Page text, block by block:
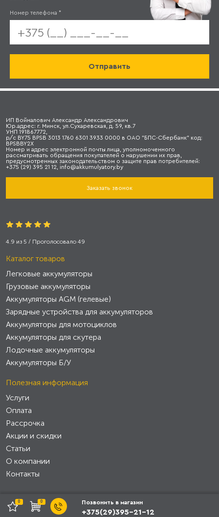
0 0 Позвонить в магазин
+375(29)395-21-12
Номер телефона *
ИП Войналович Александр Александрович
Юр.адрес: г. Минск, ул.Сухаревская, д. 59, кв.7
УНП 191867772,
р/с BY75 BPSB 3013 1760 6301 3933 0000 в ОАО "БПС-Сбербанк" код:
BPSBBY2X
Номер и адрес электронной почты лица, уполномоченного
рассматривать обращения покупателей о нарушении их прав,
предусмотренных законодательством о защите прав потребителей:
+375 (29) 395 21 12, info@akkumulyatory.by
Заказать звонок
4.9 из 5 / Проголосовало 49
Каталог товаров
Легковые аккумуляторы
Грузовые аккумуляторы
Аккумуляторы AGM (гелевые)
Зарядные устройства для аккумуляторов
Аккумуляторы для мотоциклов
Аккумуляторы для скутера
Лодочные аккумуляторы
Аккумуляторы Б/У
Полезная информация
Услуги
Оплата
Рассрочка
Акции и скидки
Статьи
О компании
Контакты